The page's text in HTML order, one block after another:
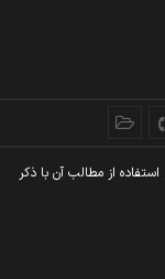
از مطالب آن با ذکر